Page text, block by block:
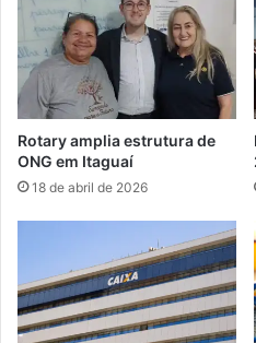
n
g
r
d
s
R
s
t
e
m
o
a
d
m
M
e
Rotary amplia estrutura de
ONG em Itaguaí
18 de abril de 2026